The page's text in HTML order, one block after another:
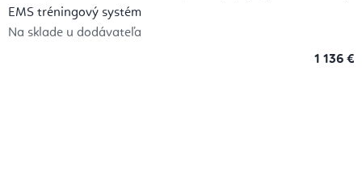
EMS tréningový systém
Na sklade u dodávateľa
1 136 €